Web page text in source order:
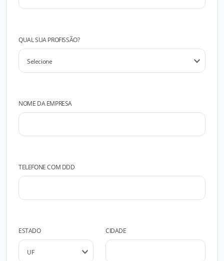
QUAL SUA PROFISSÃO?
NOME DA EMPRESA
TELEFONE COM DDD
ESTADO CIDADE